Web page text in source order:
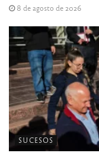
8 de agosto de 2026
SUCESOS